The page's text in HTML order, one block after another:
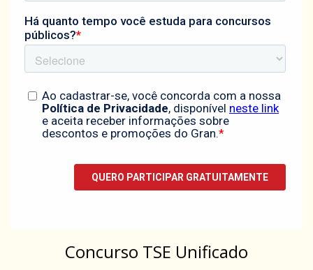
Concurso TSE Unificado